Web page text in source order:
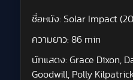
ชื่อหนัง: Solar Impact
ความยาว: 86 min
นักแสดง: Grace Dixon,
Goodwill, Polly